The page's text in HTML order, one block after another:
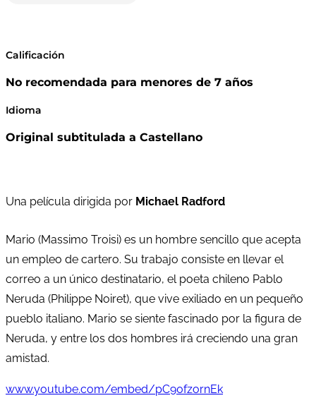
Calificación
No recomendada para menores de 7 años
Idioma
Original subtitulada a Castellano
Una película dirigida por Michael Radford
Mario (Massimo Troisi) es un hombre sencillo que acepta
un empleo de cartero. Su trabajo consiste en llevar el
correo a un único destinatario, el poeta chileno Pablo
Neruda (Philippe Noiret), que vive exiliado en un pequeño
pueblo italiano. Mario se siente fascinado por la figura de
Neruda, y entre los dos hombres irá creciendo una gran
amistad.
www.youtube.com/embed/pC90fzornEk